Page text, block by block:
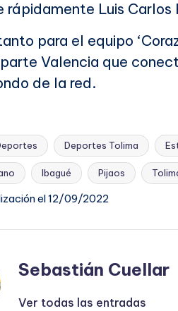
rápidamente Luis Carlos
para el equipo
Valencia que
de la red.
Deportes Tolima
Ibagué Pijaos
el 12/09/2022
Sebastián Cuellar
Ver todas las entradas